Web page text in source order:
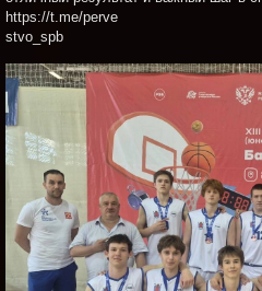
https://t.me/perve
stvo_spb